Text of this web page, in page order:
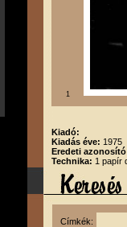
1
Kiadó:
Kiadás éve: 1975
Eredeti
Technika: 1 papír
Címkék: